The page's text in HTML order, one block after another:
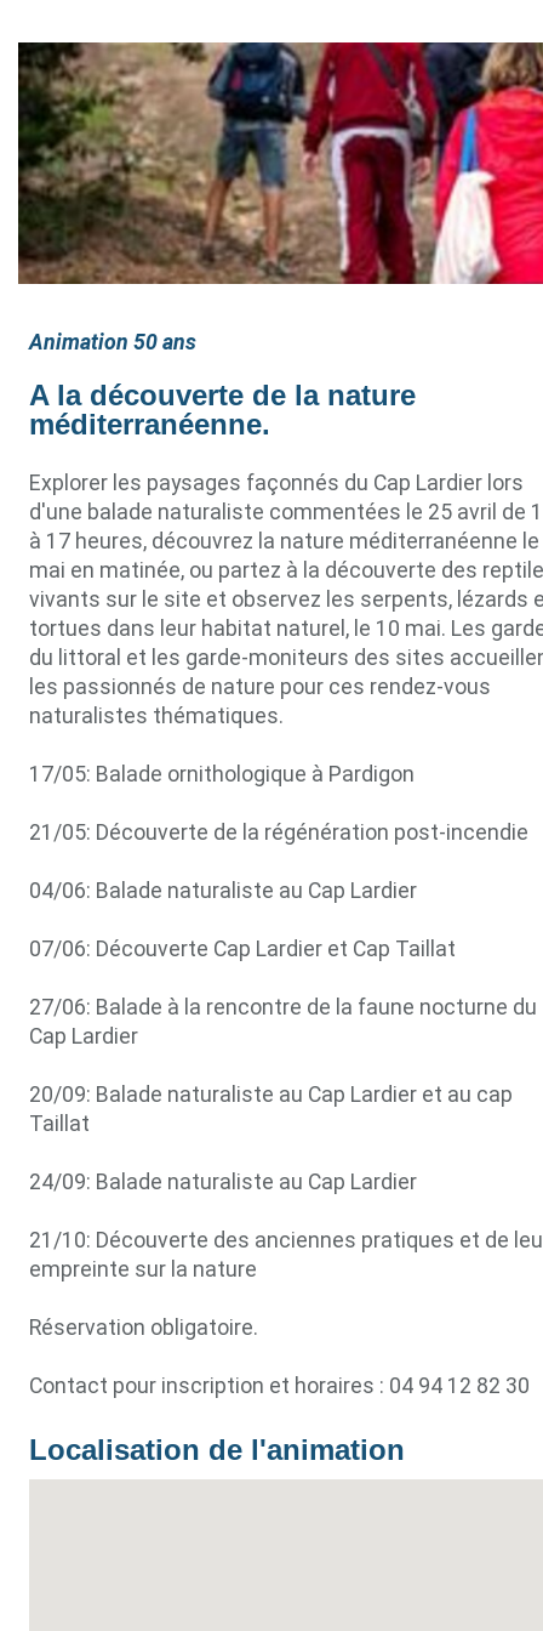
Animation 50 ans
A la découverte de la nature
méditerranéenne.
Explorer les paysages façonnés du Cap Lardier lors
d'une balade naturaliste commentées le 25 avril de
à 17 heures, découvrez la nature méditerranéenne le
mai en matinée, ou partez à la découverte des
vivants sur le site et observez les serpents, lézards
tortues dans leur habitat naturel, le 10 mai. Les
du littoral et les garde-moniteurs des sites
les passionnés de nature pour ces rendez-vous
naturalistes thématiques.
17/05: Balade ornithologique à Pardigon
21/05: Découverte de la régénération post-incendie
04/06: Balade naturaliste au Cap Lardier
07/06: Découverte Cap Lardier et Cap Taillat
27/06: Balade à la rencontre de la faune nocturne du
Cap Lardier
20/09: Balade naturaliste au Cap Lardier et au cap
Taillat
24/09: Balade naturaliste au Cap Lardier
21/10: Découverte des anciennes pratiques et de
empreinte sur la nature
Réservation obligatoire.
Contact pour inscription et horaires : 04 94 12 82 30
Localisation de l'animation